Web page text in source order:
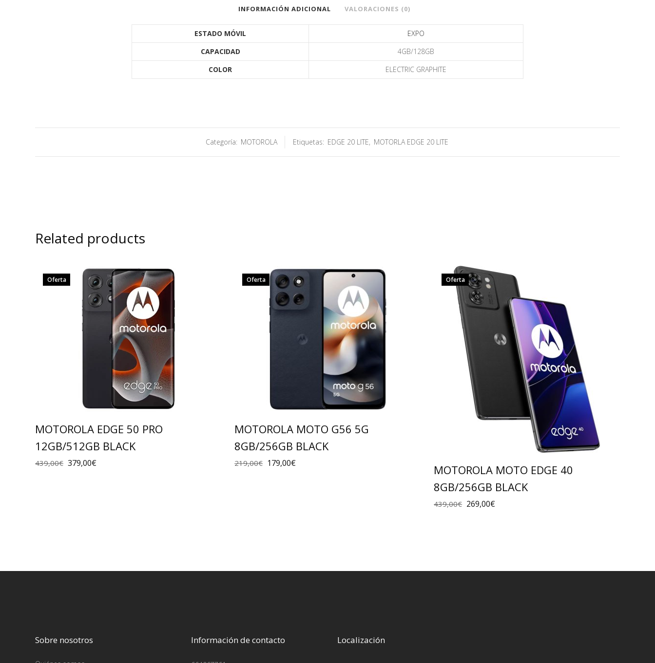
INFORMACIÓN ADICIONAL VALORACIONES (0)
ESTADO MÓVIL
EXPO
CAPACIDAD
4GB/128GB
COLOR
ELECTRIC GRAPHITE
Categoría: MOTOROLA Etiquetas: EDGE 20 LITE, MOTORLA EDGE 20 LITE
Related products
Oferta
MOTOROLA EDGE 50 PRO
12GB/512GB BLACK
439,00€ 379,00€
Oferta
MOTOROLA MOTO G56 5G
8GB/256GB BLACK
219,00€ 179,00€
Oferta
MOTOROLA MOTO EDGE 40
8GB/256GB BLACK
439,00€ 269,00€
Sobre nosotros Información de contacto Localización